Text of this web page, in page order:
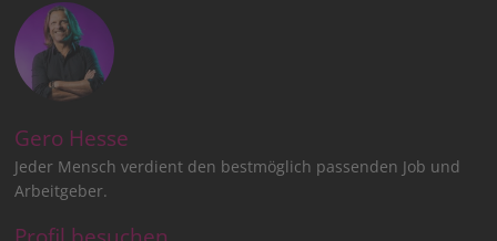
Gero Hesse
Jeder Mensch verdient den bestmöglich passenden Job und
Arbeitgeber.